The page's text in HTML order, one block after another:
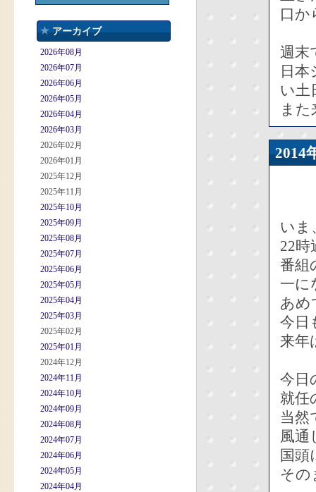
アーカイブ
2026年08月
2026年07月
2026年06月
2026年05月
2026年04月
2026年03月
2026年02月
2026年01月
2025年12月
2025年11月
2025年10月
2025年09月
2025年08月
2025年07月
2025年06月
2025年05月
2025年04月
2025年03月
2025年02月
2025年01月
2024年12月
2024年11月
2024年10月
2024年09月
2024年08月
2024年07月
2024年06月
2024年05月
2024年04月
口か
週末
日
い土
また
いま
22時
番組
一に
あめ
今日
来年
今日
就任
当然
風通
国頭
その